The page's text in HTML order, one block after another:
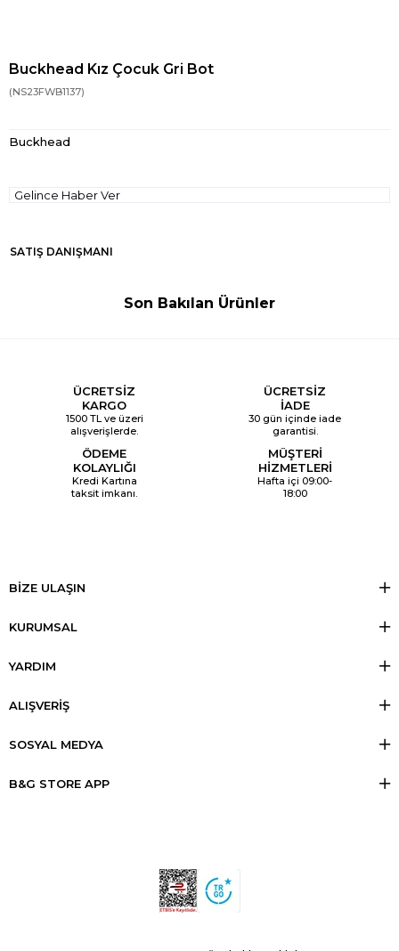
Buckhead Kız Çocuk Gri Bot
(NS23FWB1137)
Buckhead
Gelince Haber Ver
SATIŞ DANIŞMANI
Son Bakılan Ürünler
ÜCRETSİZ
KARGO
1500 TL ve üzeri
alışverişlerde.
ÜCRETSİZ
İADE
30 gün içinde iade
garantisi.
ÖDEME
KOLAYLIĞI
Kredi Kartına
taksit imkanı.
MÜŞTERİ
HİZMETLERİ
Hafta içi 09:00-
18:00
BİZE ULAŞIN
KURUMSAL
YARDIM
ALIŞVERİŞ
SOSYAL MEDYA
B&G STORE APP